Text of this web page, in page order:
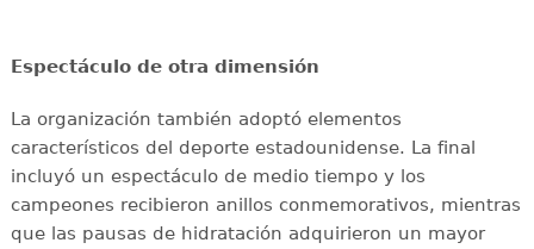
Espectáculo de otra dimensión
La organización también adoptó elementos
característicos del deporte estadounidense. La final
incluyó un espectáculo de medio tiempo y los
campeones recibieron anillos conmemorativos, mientras
que las pausas de hidratación adquirieron un mayor